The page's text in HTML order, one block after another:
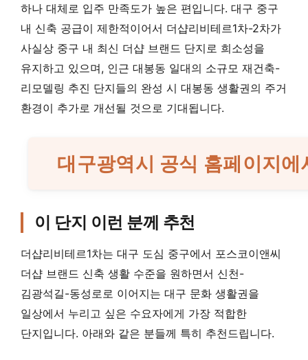
하나 대체로 입주 만족도가 높은 편입니다. 대구 중구
내 신축 공급이 제한적이어서 더샵리비테르1차-2차가
사실상 중구 내 최신 더샵 브랜드 단지로 희소성을
유지하고 있으며, 인근 대봉동 일대의 소규모 재건축-
리모델링 추진 단지들의 완성 시 대봉동 생활권의 주거
환경이 추가로 개선될 것으로 기대됩니다.
대구광역시 공식 홈페이지
이 단지 이런 분께 추천
더샵리비테르1차는 대구 도심 중구에서 포스코이앤씨
더샵 브랜드 신축 생활 수준을 원하면서 신천-
김광석길-동성로로 이어지는 대구 문화 생활권을
일상에서 누리고 싶은 수요자에게 가장 적합한
단지입니다. 아래와 같은 분들께 특히 추천드립니다.